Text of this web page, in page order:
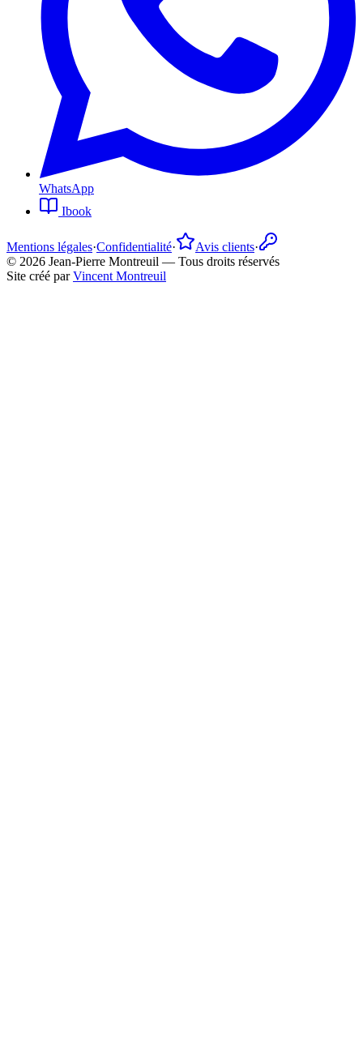
WhatsApp
Ibook
Mentions légales·Confidentialité· Avis clients·
© 2026 Jean-Pierre Montreuil — Tous droits réservés
Site créé par Vincent Montreuil